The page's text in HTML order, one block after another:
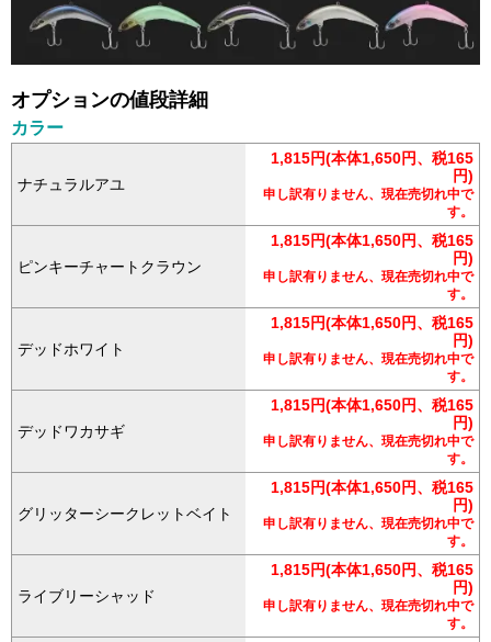
オプションの値段詳細
カラー
ナチュラルアユ
1,815円(本体1,650円、税165
円)
申し訳有りません、現在売切れ中で
す。
ピンキーチャートクラウン
1,815円(本体1,650円、税165
円)
申し訳有りません、現在売切れ中で
す。
デッドホワイト
1,815円(本体1,650円、税165
円)
申し訳有りません、現在売切れ中で
す。
デッドワカサギ
1,815円(本体1,650円、税165
円)
申し訳有りません、現在売切れ中で
す。
グリッターシークレットベイト
1,815円(本体1,650円、税165
円)
申し訳有りません、現在売切れ中で
す。
ライブリーシャッド
1,815円(本体1,650円、税165
円)
申し訳有りません、現在売切れ中で
す。